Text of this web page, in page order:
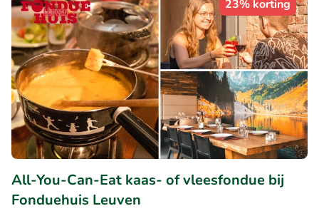
23% korting
All-You-Can-Eat kaas- of vleesfondue bij
Fonduehuis Leuven